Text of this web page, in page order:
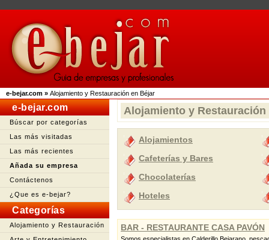
e-bejar.com » Alojamiento y Restauración en Béjar
e-bejar.com
Búscar por categorías
Las más visitadas
Las más recientes
Añada su empresa
Contáctenos
¿Que es e-bejar?
Categorías
Alojamiento y Restauración
Alojamiento y Restauración
Alojamientos
Cafeterías y Bares
Chocolaterías
Hoteles
BAR - RESTAURANTE CASA PAVÓN